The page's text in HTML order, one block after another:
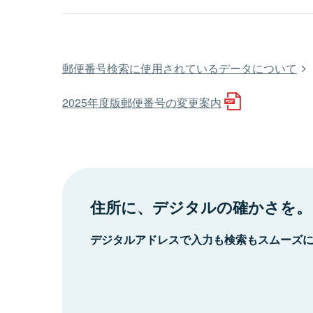
郵便番号検索に使用されているデータについて
2025年度版郵便番号の変更案内
住所に、デジタルの確かさを。
デジタルアドレスで入力も検索もスムーズ